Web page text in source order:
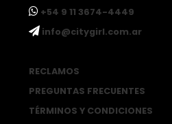
ㅤ+54 9 11 3674-4449
ㅤinfo@citygirl.com.ar
RECLAMOS
PREGUNTAS FRECUENTES
TÉRMINOS Y CONDICIONES